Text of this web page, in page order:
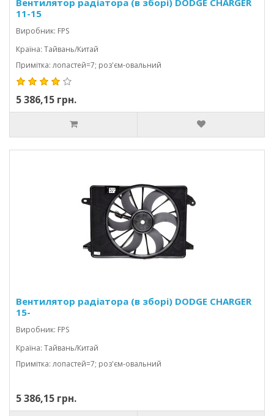
Вентилятор радіатора (в зборі) DODGE CHARGER
11-15
Виробник: FPS
Країна: Тайвань/Китай
Примітка: лопастей=7; роз'єм-овальний
5 386,15 грн.
Вентилятор радіатора (в зборі) DODGE CHARGER
15-
Виробник: FPS
Країна: Тайвань/Китай
Примітка: лопастей=7; роз'єм-овальний
5 386,15 грн.